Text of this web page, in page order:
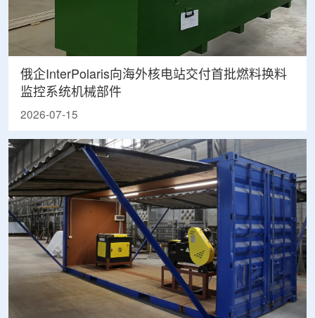
俄企InterPolaris向海外核电站交付首批燃料换料
监控系统机械部件
2026-07-15